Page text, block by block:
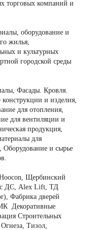
торговых компаний и
оборудование и
жилья,
и культурных
городской среды
Фасады. Кровля.
и изделия,
для отопления,
для вентиляции и
продукция,
для
Оборудование и сырье
Щербинский
ДС, Alex Lift, ТД
Фабрика дверей
Декоративные
Строительных
Тизол,